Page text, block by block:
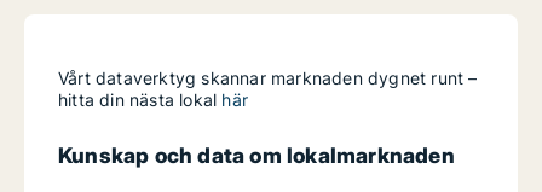
Vårt dataverktyg skannar marknaden dygnet runt –
hitta din nästa lokal här
Kunskap och data om lokalmarknaden